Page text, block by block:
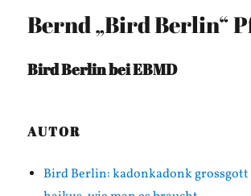
Bernd „Bird Berlin“
Bird Berlin bei EBMD
AUTOR
Bird Berlin: kadonkadonk grossgott